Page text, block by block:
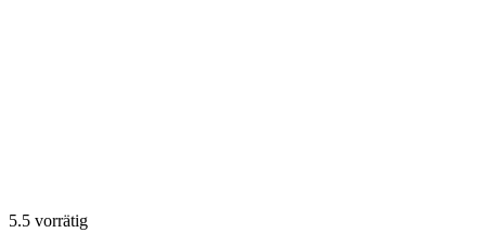
5.5 vorrätig